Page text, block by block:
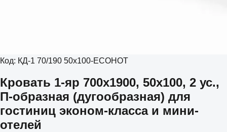
Код: КД-1 70/190 50х100-ECOHOT
Кровать 1-яр 700х1900, 50х100, 2 ус.,
П-образная (дугообразная) для
гостиниц эконом-класса и мини-
отелей